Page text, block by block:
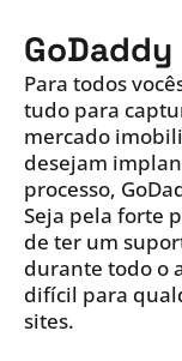
GoDaddy
Para todos
tudo para
mercado
desejam
processo,
Seja pela forte
de ter um
durante todo o
difícil para
sites.